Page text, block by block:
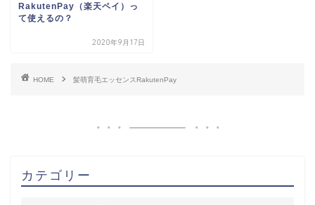
RakutenPay（楽天ペイ）っ
て使えるの？
2020年9月17日
HOME 髪萌育毛エッセンスRakutenPay
カテゴリー